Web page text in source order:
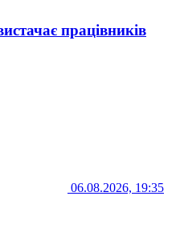
працівників
06.08.2026, 19:35